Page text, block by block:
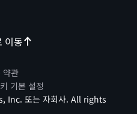
이동
약관
기본 설정
Inc. 또는 자회사. All rights